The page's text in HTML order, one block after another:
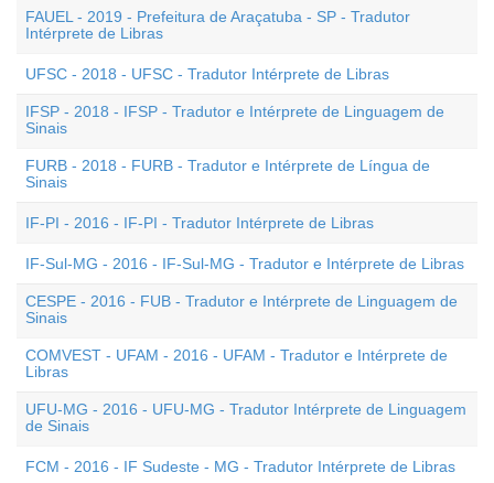
FAUEL - 2019 - Prefeitura de Araçatuba - SP - Tradutor
Intérprete de Libras
UFSC - 2018 - UFSC - Tradutor Intérprete de Libras
IFSP - 2018 - IFSP - Tradutor e Intérprete de Linguagem de
Sinais
FURB - 2018 - FURB - Tradutor e Intérprete de Língua de
Sinais
IF-PI - 2016 - IF-PI - Tradutor Intérprete de Libras
IF-Sul-MG - 2016 - IF-Sul-MG - Tradutor e Intérprete de Libras
CESPE - 2016 - FUB - Tradutor e Intérprete de Linguagem de
Sinais
COMVEST - UFAM - 2016 - UFAM - Tradutor e Intérprete de
Libras
UFU-MG - 2016 - UFU-MG - Tradutor Intérprete de Linguagem
de Sinais
FCM - 2016 - IF Sudeste - MG - Tradutor Intérprete de Libras